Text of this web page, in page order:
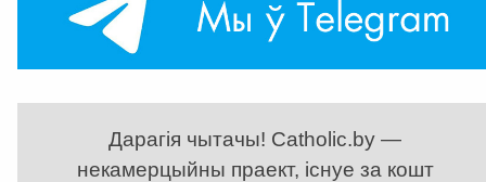
Дарагія чытачы! Catholic.by —
некамерцыйны праект, існуе за кошт